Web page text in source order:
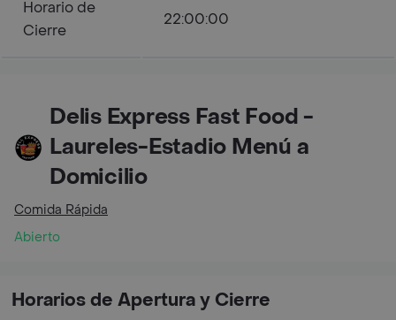
Horario de
Cierre
22:00:00
Delis Express Fast Food -
Laureles-Estadio Menú a
Domicilio
Comida Rápida
Abierto
Horarios de Apertura y Cierre